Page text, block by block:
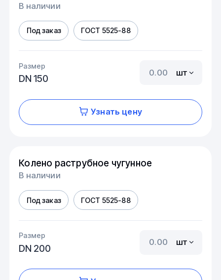
В наличии
Под заказ ГОСТ 5525-88
Размер
DN 150
шт
Узнать цену
Колено раструбное чугунное
В наличии
Под заказ ГОСТ 5525-88
Размер
DN 200
шт